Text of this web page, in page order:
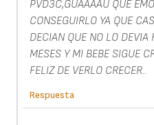
PVD3C,GUAAAAU QUE
CONSEGUIRLO YA QUE
DECIAN QUE NO LO DEVIA
MESES Y MI BEBE SIGUE
FELIZ DE VERLO CRECER..
Respuesta